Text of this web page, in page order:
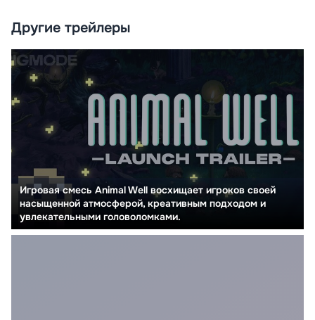
Другие трейлеры
Игровая смесь Animal Well восхищает игроков своей
насыщенной атмосферой, креативным подходом и
увлекательными головоломками.